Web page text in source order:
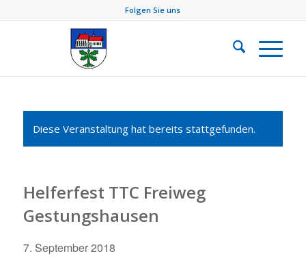
Folgen Sie uns
Diese Veranstaltung hat bereits stattgefunden.
Helferfest TTC Freiweg
Gestungshausen
7. September 2018